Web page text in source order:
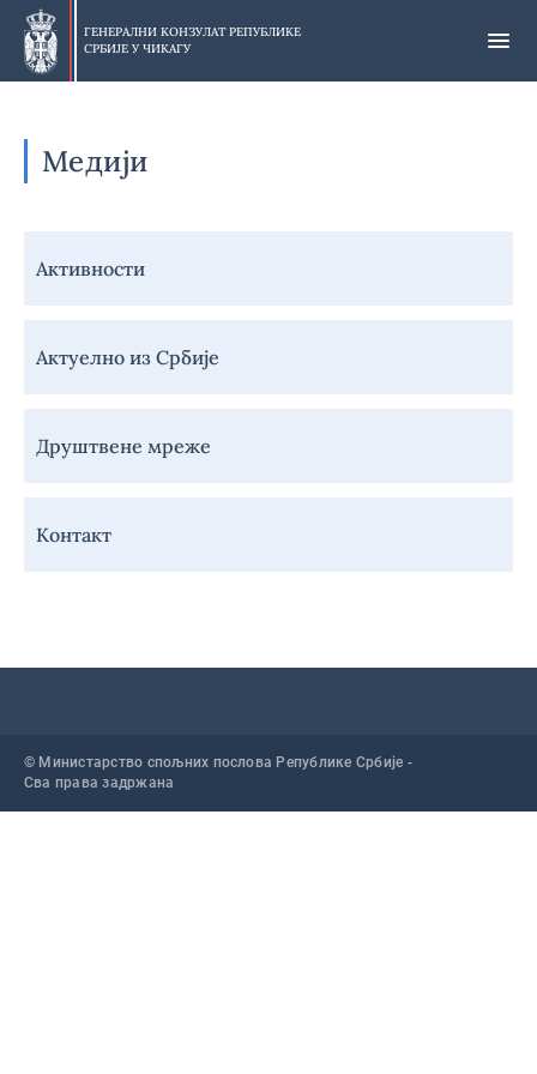
Прескочи
главни
део
ГЕНЕРАЛНИ КОНЗУЛАТ РЕПУБЛИКЕ
СРБИЈЕ У ЧИКАГУ
Медији
Активности
Актуелно из Србије
Друштвене мреже
Контакт
© Министарство спољних послова Републике Србије -
Сва права задржана